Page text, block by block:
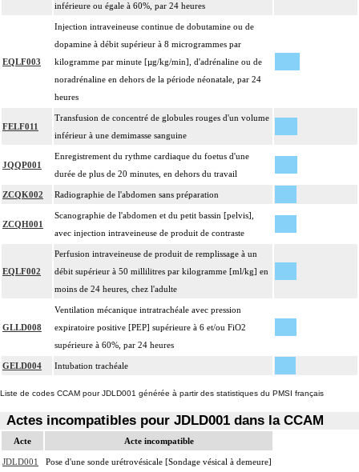
inférieure ou égale à 60%, par 24 heures
EQLF003
Injection intraveineuse continue de dobutamine ou de
dopamine à débit supérieur à 8 microgrammes par
kilogramme par minute [µg/kg/min], d'adrénaline ou de
noradrénaline en dehors de la période néonatale, par 24
heures
FELF011
Transfusion de concentré de globules rouges d'un volume
inférieur à une demimasse sanguine
JQQP001
Enregistrement du rythme cardiaque du foetus d'une
durée de plus de 20 minutes, en dehors du travail
ZCQK002 Radiographie de l'abdomen sans préparation
ZCQH001
Scanographie de l'abdomen et du petit bassin [pelvis],
avec injection intraveineuse de produit de contraste
EQLF002
Perfusion intraveineuse de produit de remplissage à un
débit supérieur à 50 millilitres par kilogramme [ml/kg] en
moins de 24 heures, chez l'adulte
GLLD008
Ventilation mécanique intratrachéale avec pression
expiratoire positive [PEP] supérieure à 6 et/ou FiO2
supérieure à 60%, par 24 heures
GELD004 Intubation trachéale
Liste de codes CCAM pour JDLD001 générée à partir des statistiques du PMSI français
Actes incompatibles pour JDLD001 dans la CCAM
Acte Acte incompatible
JDLD001 Pose d'une sonde urétrovésicale [Sondage vésical à demeure]